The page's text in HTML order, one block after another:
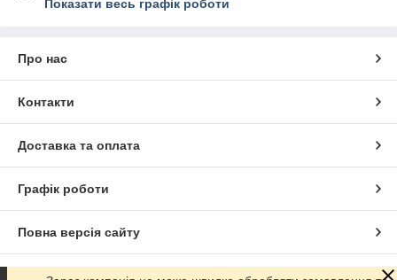
Показати весь графік роботи
Про нас
Контакти
Доставка та оплата
Графік роботи
Повна версія сайту
Сайт створено на маркетплейсі Prom.ua